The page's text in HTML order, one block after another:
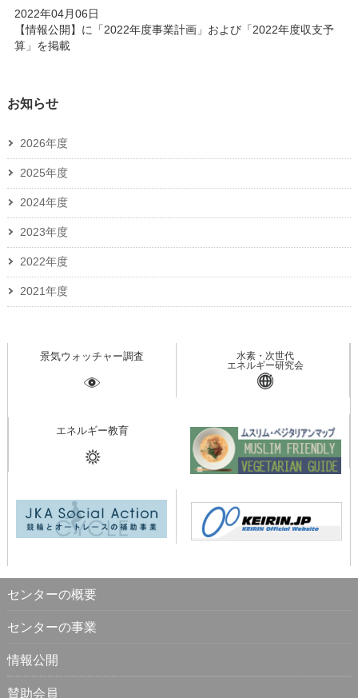
2022年04月06日
【情報公開】に「2022年度事業計画」および「2022年度収支予
算」を掲載
お知らせ
2026年度
2025年度
2024年度
2023年度
2022年度
2021年度
景気ウォッチャー調査
水素・次世代
エネルギー研究会
エネルギー教育
センターの概要
センターの事業
情報公開
賛助会員